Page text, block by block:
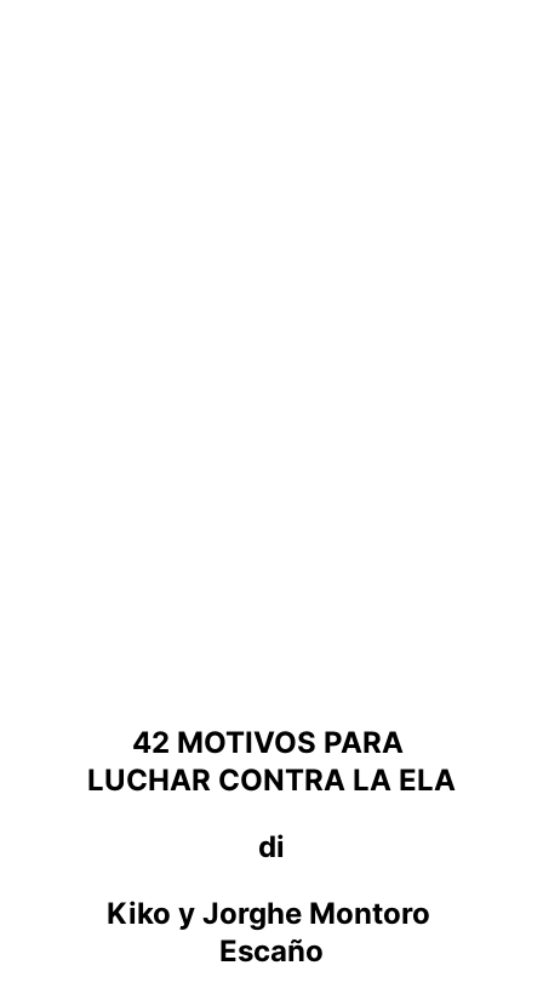
42 MOTIVOS PARA
LUCHAR CONTRA LA ELA
di
Kiko y Jorghe Montoro
Escaño